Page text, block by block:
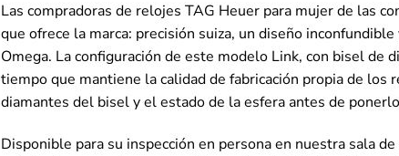
Las compradoras de relojes TAG Heuer para mujer de las
que ofrece la marca: precisión suiza, un diseño
Omega. La configuración de este modelo Link, con bisel de
tiempo que mantiene la calidad de fabricación propia de
diamantes del bisel y el estado de la esfera antes de
Disponible para su inspección en persona en nuestra sala